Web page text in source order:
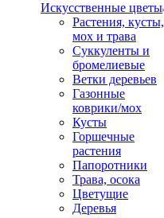
Искусственные цветы
Растения, кусты,
мох и трава
Суккуленты и
бромелиевые
Ветки деревьев
Газонные
коврики/мох
Кусты
Горшечные
растения
Папоротники
Трава, осока
Цветущие
Деревья